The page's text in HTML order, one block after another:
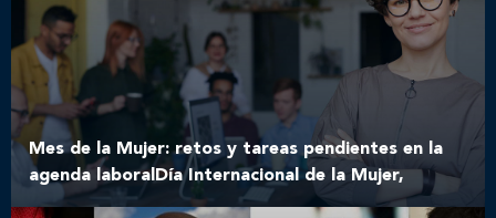
Mes de la Mujer: retos y tareas pendientes en la
agenda laboralDía Internacional de la Mujer,